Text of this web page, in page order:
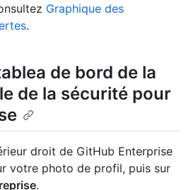
Graphique des
.
de bord de la
de la sécurité pour
droit de GitHub Enterprise
votre photo de profil, puis sur
.